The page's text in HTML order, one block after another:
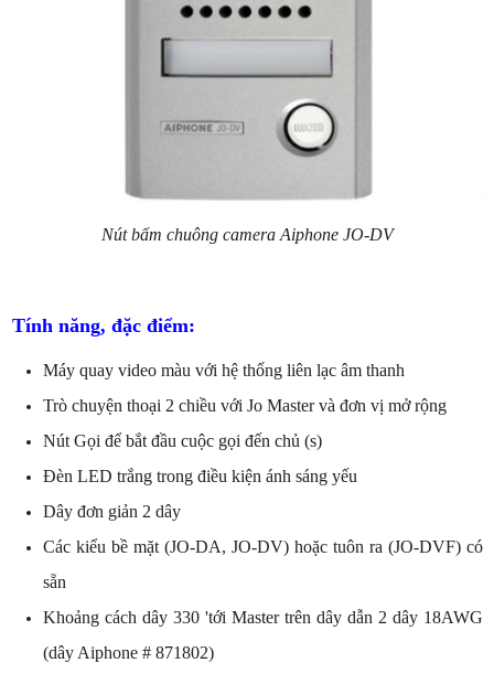
Nút bấm chuông camera Aiphone JO-DV
Tính năng, đặc điểm:
Máy quay video màu với hệ thống liên lạc âm thanh
Trò chuyện thoại 2 chiều với Jo Master và đơn vị mở rộng
Nút Gọi để bắt đầu cuộc gọi đến chủ (s)
Đèn LED trắng trong điều kiện ánh sáng yếu
Dây đơn giản 2 dây
Các kiểu bề mặt (JO-DA, JO-DV) hoặc tuôn ra (JO-DVF) có
sẵn
Khoảng cách dây 330 'tới Master trên dây dẫn 2 dây 18AWG
(dây Aiphone # 871802)